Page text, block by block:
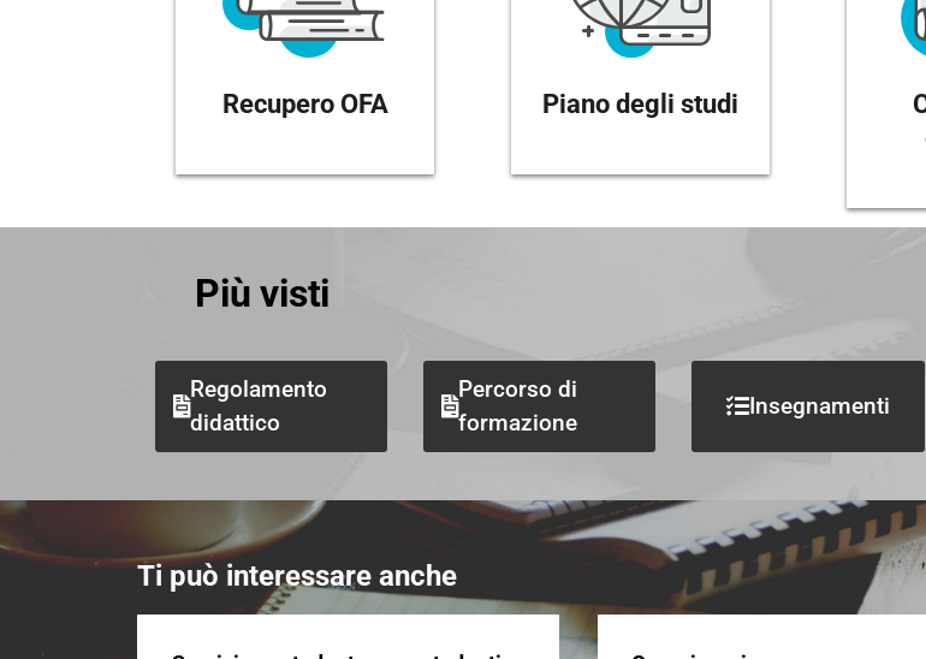
Recupero OFA Piano degli studi
Più visti
Regolamento
didattico
Percorso di
formazione
Insegnamenti
Ti può interessare anche